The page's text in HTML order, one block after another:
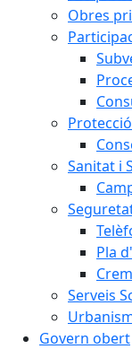
Obres
Sanitat i
Pla
Serveis
Govern obert